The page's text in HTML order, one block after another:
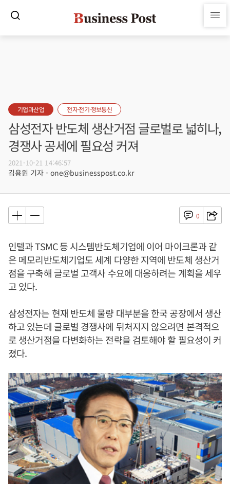
기업과산업 전자·전기·정보통신
삼성전자 반도체 생산거점 글로벌로 넓히나,
경쟁사 공세에 필요성 커져
2021-10-21 14:46:57
김용원 기자 - one@businesspost.co.kr
0
인텔과 TSMC 등 시스템반도체기업에 이어 마이크론과 같
은 메모리반도체기업도 세계 다양한 지역에 반도체 생산거
점을 구축해 글로벌 고객사 수요에 대응하려는 계획을 세우
고 있다.
삼성전자는 현재 반도체 물량 대부분을 한국 공장에서 생산
하고 있는데 글로벌 경쟁사에 뒤처지지 않으려면 본격적으
로 생산거점을 다변화하는 전략을 검토해야 할 필요성이 커
졌다.